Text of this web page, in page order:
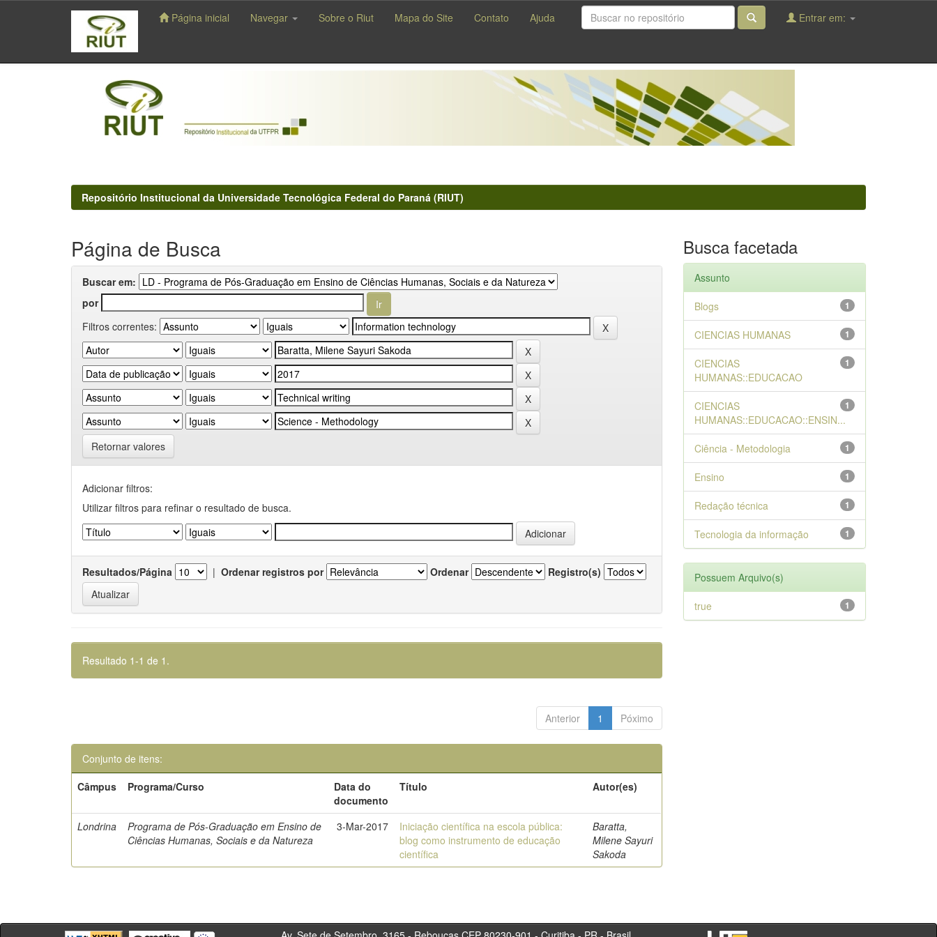
navigation
Página inicial Navegar Sobre o Riut Mapa do Site Contato Ajuda Entrar em:
Repositório Institucional da Universidade Tecnológica Federal do Paraná (RIUT)
Página de Busca
Buscar em:
por
Filtros correntes:
Retornar valores
Adicionar filtros:
Utilizar filtros para refinar o resultado de busca.
Resultados/Página | Ordenar registros por Ordenar Registro(s)
Resultado 1-1 de 1.
Anterior 1 Póximo
Conjunto de itens:
Câmpus
Programa/Curso
Data do
documento
Título Autor(es)
Londrina
Programa de Pós-Graduação em Ensino de
Ciências Humanas, Sociais e da Natureza
3-Mar-2017
Iniciação científica na escola pública:
blog como instrumento de educação
científica
Baratta,
Milene Sayuri
Sakoda
Busca facetada
Assunto
1
Blogs
1
CIENCIAS HUMANAS
1
CIENCIAS
HUMANAS::EDUCACAO
1
CIENCIAS
HUMANAS::EDUCACAO::ENSIN...
1
Ciência - Metodologia
1
Ensino
1
Redação técnica
1
Tecnologia da informação
Possuem Arquivo(s)
1
true